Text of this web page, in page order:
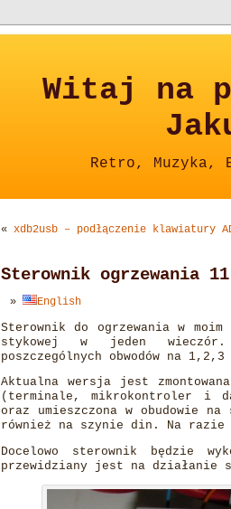
Witaj na
Retro, Muzyka,
« xdb2usb – podłączenie klawiatury
Sterownik ogrzewania
English
Sterownik do ogrzewania w
stykowej w jeden wieczór.
poszczególnych obwodów na
Aktualna wersja jest
(terminale, mikrokontroler i
oraz umieszczona w obudowie
również na szynie din. Na
Docelowo sterownik będzie
przewidziany jest na działanie